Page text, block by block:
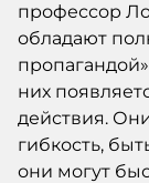
профессор
обладают
них
действия.
гибкость,
они могут